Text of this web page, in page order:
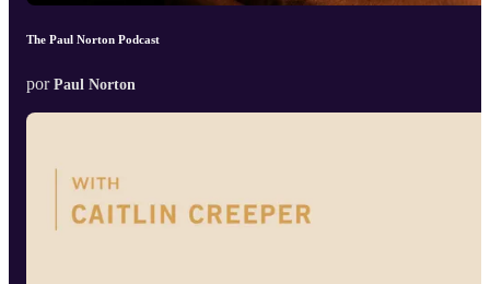
The Paul Norton Podcast
por Paul Norton